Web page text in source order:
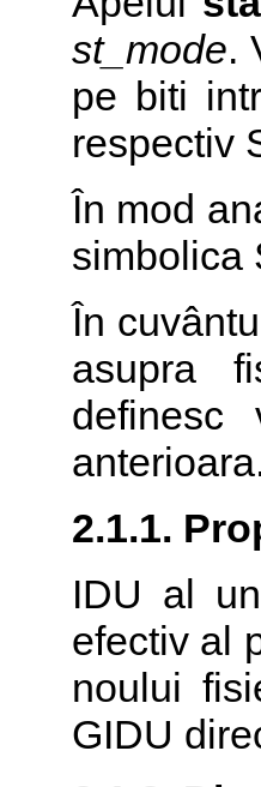
st_mode.
pe biti
respectiv
În mod
simbolica
În
asupra
2.1.1.
IDU al
efectiv al
noului
GIDU